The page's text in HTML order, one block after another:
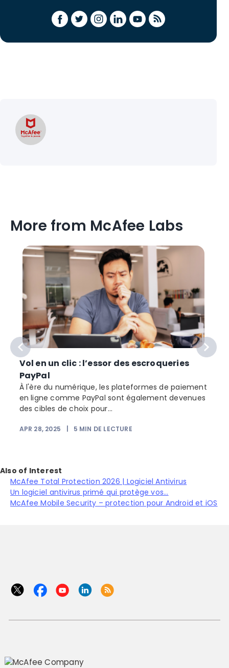
More from McAfee Labs
Vol en un clic : l’essor des escroqueries
PayPal
À l'ère du numérique, les plateformes de paiement
en ligne comme PayPal sont également devenues
des cibles de choix pour...
APR 28, 2025 5 MIN DE LECTURE
Also of Interest
McAfee Total Protection 2026 | Logiciel Antivirus
Un logiciel antivirus primé qui protège vos...
McAfee Mobile Security – protection pour Android et iOS